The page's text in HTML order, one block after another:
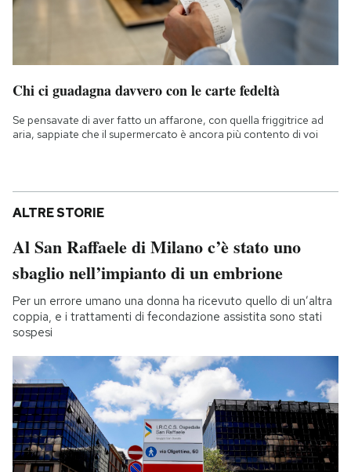
Chi ci guadagna davvero con le carte fedeltà
Se pensavate di aver fatto un affarone, con quella friggitrice ad
aria, sappiate che il supermercato è ancora più contento di voi
ALTRE STORIE
Al San Raffaele di Milano c’è stato uno
sbaglio nell’impianto di un embrione
Per un errore umano una donna ha ricevuto quello di un’altra
coppia, e i trattamenti di fecondazione assistita sono stati
sospesi